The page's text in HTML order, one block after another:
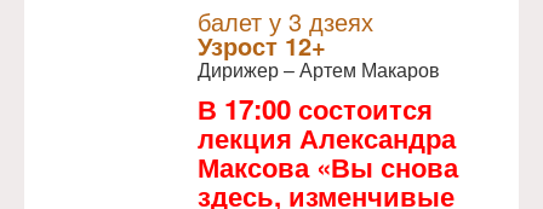
балет у 3 дзеях
Узрoст 12+
Дирижер – Артем Макаров
В 17:00 состоится
лекция Александра
Максова «Вы снова
здесь, изменчивые